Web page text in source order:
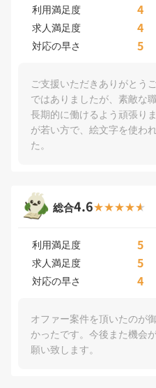
利用満足度 4
求人満足度 4
対応の早さ 5
ご支援いただきありがとう
ではありましたが、素敵な
長期的に働けるよう頑張り
が若い方で、絵文字を使わ
た。
総合4.6
利用満足度 5
求人満足度 5
対応の早さ 4
オファー案件を頂いたのが
かったです。今後また機会
願い致します。